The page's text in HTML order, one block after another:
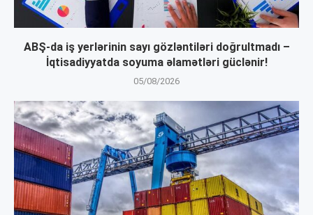
ABŞ-da iş yerlərinin sayı gözləntiləri doğrultmadı –
İqtisadiyyatda soyuma əlamətləri güclənir!
05/08/2026